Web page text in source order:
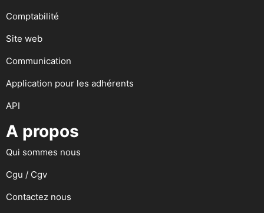
Comptabilité
Site web
Communication
Application pour les adhérents
API
A propos
Qui sommes nous
Cgu / Cgv
Contactez nous